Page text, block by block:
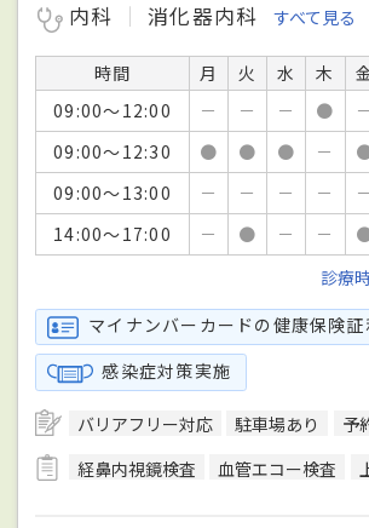
内科
消化器内科 すべて見る
時間 月 火 水 木
09:00～12:00
－ － － ● －
09:00～12:30
● ● ● －
09:00～13:00
－ － － － －
14:00～17:00
－ ● － －
診療
マイナンバーカードの健康保険
感染症対策実施
バリアフリー対応 駐車場あり 予
経鼻内視鏡検査
血管エコー検査